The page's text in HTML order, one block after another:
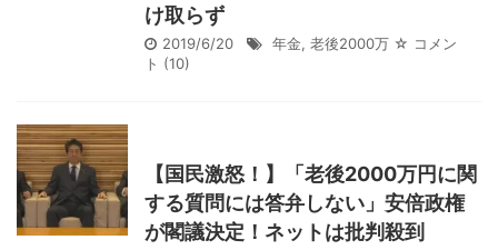
け取らず
2019/6/20 年金, 老後2000万 ☆ コメン
ト (10)
【国民激怒！】「老後2000万円に関
する質問には答弁しない」安倍政権
が閣議決定！ネットは批判殺到